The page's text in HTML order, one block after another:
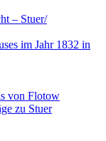
– Stuer/
im Jahr 1832 in
von Flotow
zu Stuer